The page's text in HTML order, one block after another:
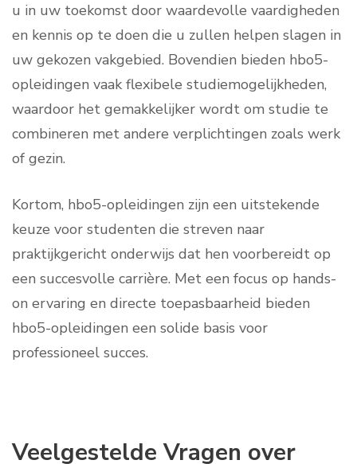
u in uw toekomst door waardevolle vaardigheden
en kennis op te doen die u zullen helpen slagen in
uw gekozen vakgebied. Bovendien bieden hbo5-
opleidingen vaak flexibele studiemogelijkheden,
waardoor het gemakkelijker wordt om studie te
combineren met andere verplichtingen zoals werk
of gezin.
Kortom, hbo5-opleidingen zijn een uitstekende
keuze voor studenten die streven naar
praktijkgericht onderwijs dat hen voorbereidt op
een succesvolle carrière. Met een focus op hands-
on ervaring en directe toepasbaarheid bieden
hbo5-opleidingen een solide basis voor
professioneel succes.
Veelgestelde Vragen over